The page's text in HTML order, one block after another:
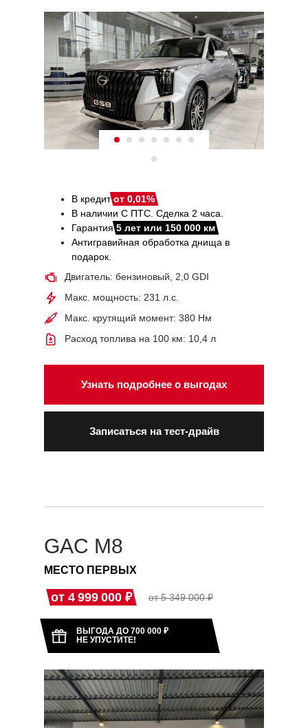
Записаться на тест-драйв
Узнать подробнее о выгодах
В кредитот 0,01%
В наличии С ПТС. Сделка 2 часа.
Гарантия5 лет или 150 000 км
Антигравийная обработка днища в
подарок.
Расход топлива на 100 км: 10,4 л
Макс. крутящий момент: 380 Нм
Макс. мощность: 231 л.с.
Двигатель: бензиновый, 2,0 GDI
GAC M8
МЕСТО ПЕРВЫХ
от 5 349 000 ₽
от 4 999 000 ₽
ВЫГОДА ДО 700 000 ₽
НЕ УПУСТИТЕ!